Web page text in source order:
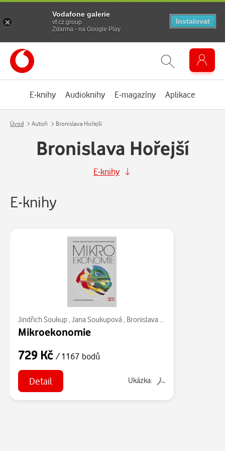
E-knihy Audioknihy E-magazíny Aplikace
Úvod Autoři Bronislava Hořejší
Bronislava Hořejší
E-knihy
E-knihy
Jindřich Soukup, Jana Soukupová , Bronislava Hořejší
Mikroekonomie
729 Kč / 1167 bodů
Detail Ukázka:
Vodafone galerie
vf.cz.group
Zdarma - na Google Play
Instalovat